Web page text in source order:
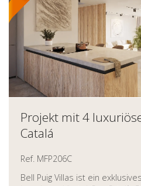
Projekt mit 4
Catalá
Ref. MFP206C
Bell Puig Villas ist ein